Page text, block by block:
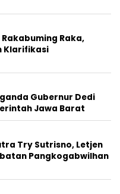
Raka,
Klarifikasi
Gubernur Dedi
Jawa Barat
Try Sutrisno, Letjen
Pangkogabwilhan